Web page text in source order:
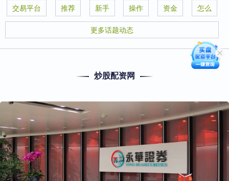
交易平台 推荐 新手 操作 资金 怎么
更多话题动态
炒股配资网